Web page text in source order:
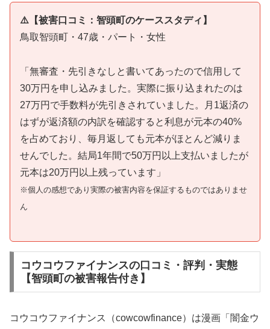
⚠️【被害口コミ：智頭町のケーススタディ】
鳥取智頭町・47歳・パート・女性
「無審査・先引きなしと書いてあったので信用して
30万円を申し込みました。実際に振り込まれたのは
27万円で手数料が先引きされていました。月1返済の
はずが返済額の内訳を確認すると利息が元本の40%
を占めており、毎月返しても元本がほとんど減りま
せんでした。結局1年間で50万円以上支払いましたが
元本は20万円以上残っています」
※個人の感想であり実際の被害内容を保証するものではありませ
ん
コウコウファイナンスの口コミ・評判・実態
【智頭町の被害報告付き】
コウコウファイナンス（cowcowfinance）は漫画「闇金ウ